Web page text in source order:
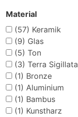
Material
(57) Keramik
(9) Glas
(5) Ton
(3) Terra Sigillata
(1) Bronze
(1) Aluminium
(1) Bambus
(1) Kunstharz